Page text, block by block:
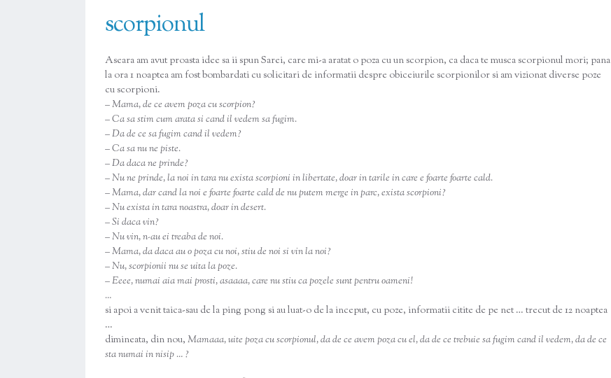
scorpionul
Aseara am avut proasta idee sa ii spun Sarei, care mi-a aratat o poza cu un scorpion, ca daca te musca scorpionul mori; pana
la ora 1 noaptea am fost bombardati cu solicitari de informatii despre obiceiurile scorpionilor si am vizionat diverse poze
cu scorpioni.
– Mama, de ce avem poza cu scorpion?
– Ca sa stim cum arata si cand il vedem sa fugim.
– Da de ce sa fugim cand il vedem?
– Ca sa nu ne piste.
– Da daca ne prinde?
– Nu ne prinde, la noi in tara nu exista scorpioni in libertate, doar in tarile in care e foarte foarte cald.
– Mama, dar cand la noi e foarte foarte cald de nu putem merge in parc, exista scorpioni?
– Nu exista in tara noastra, doar in desert.
– Si daca vin?
– Nu vin, n-au ei treaba de noi.
– Mama, da daca au o poza cu noi, stiu de noi si vin la noi?
– Nu, scorpionii nu se uita la poze.
– Eeee, numai aia mai prosti, asaaaa, care nu stiu ca pozele sunt pentru oameni!
…
si apoi a venit taica-sau de la ping pong si au luat-o de la inceput, cu poze, informatii citite de pe net … trecut de 12 noaptea
…
dimineata, din nou, Mamaaa, uite poza cu scorpionul, da de ce avem poza cu el, da de ce trebuie sa fugim cand il vedem, da de ce
sta numai in nisip … ?